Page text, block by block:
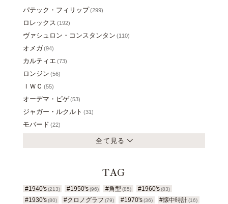
パテック・フィリップ(299)
ロレックス (192)
ヴァシュロン・コンスタンタン (110)
オメガ(94)
カルティエ (73)
ロンジン (56)
ＩＷＣ (55)
オーデマ・ピゲ(53)
ジャガー・ルクルト (31)
モバード (22)
全て見る
TAG
#1940's (213) #1950's(96) #角型 (85) #1960's (83)
#1930's (80) #クロノグラフ (79) #1970's(36) #懐中時計 (16)